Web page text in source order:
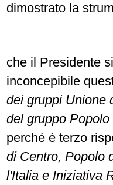
dimostrato la
che il Presidente
inconcepibile
dei gruppi Unione
del gruppo
perché è terzo
di Centro, Popolo
l'Italia e Iniziativa